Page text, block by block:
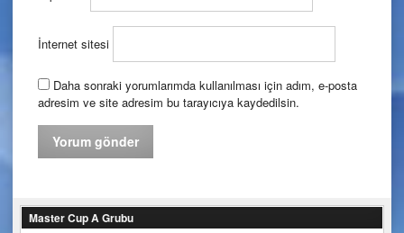
İnternet sitesi
Daha sonraki yorumlarımda kullanılması için adım, e-posta
adresim ve site adresim bu tarayıcıya kaydedilsin.
Master Cup A Grubu